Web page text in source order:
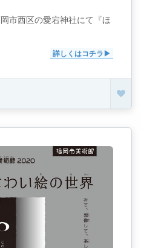
市西区の愛宕神社にて『ほ
詳しくはコチラ